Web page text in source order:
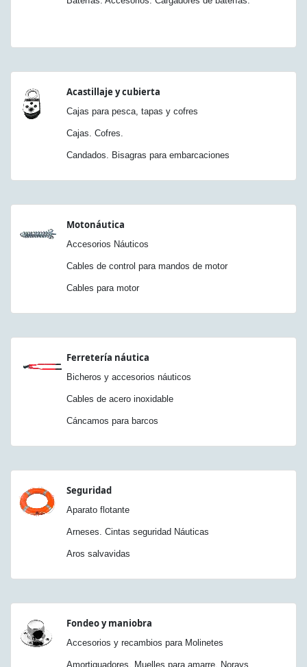
Acastillaje y cubierta
Cajas para pesca, tapas y cofres
Cajas. Cofres.
Candados. Bisagras para embarcaciones
Motonáutica
Accesorios Náuticos
Cables de control para mandos de motor
Cables para motor
Ferretería náutica
Bicheros y accesorios náuticos
Cables de acero inoxidable
Cáncamos para barcos
Seguridad
Aparato flotante
Arneses. Cintas seguridad Náuticas
Aros salvavidas
Fondeo y maniobra
Accesorios y recambios para Molinetes
Amortiguadores. Muelles para amarre. Norays